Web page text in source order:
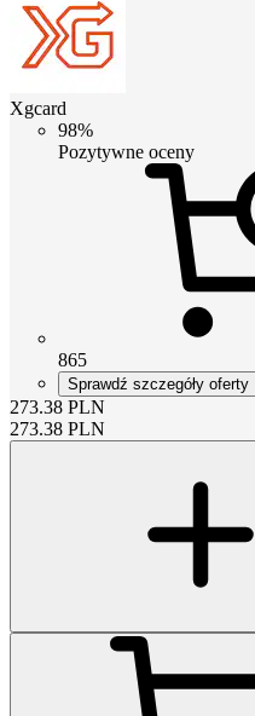
Xgcard
98%
Pozytywne oceny
865
Sprawdź szczegóły oferty
273.38 PLN
273.38 PLN